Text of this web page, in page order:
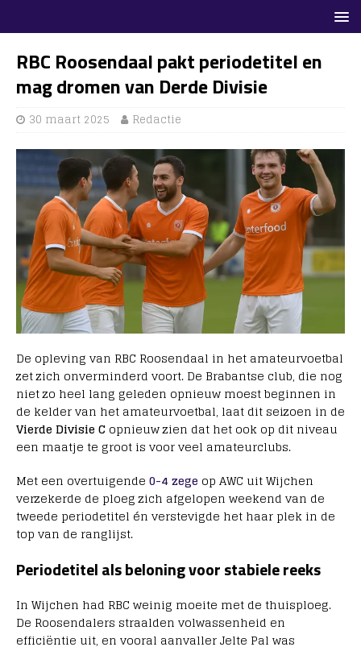
RBC Roosendaal pakt periodetitel en
mag dromen van Derde Divisie
30 maart 2025 Redactie
De opleving van RBC Roosendaal in het amateurvoetbal
zet zich onverminderd voort. De Brabantse club, die nog
niet zo heel lang geleden opnieuw moest beginnen in
de kelder van het amateurvoetbal, laat dit seizoen in de
Vierde Divisie C opnieuw zien dat het ook op dit niveau
een maatje te groot is voor veel amateurclubs.
Met een overtuigende 0-4 zege op AWC uit Wijchen
verzekerde de ploeg zich afgelopen weekend van de
tweede periodetitel én verstevigde het haar plek in de
top van de ranglijst.
Periodetitel als beloning voor stabiele reeks
In Wijchen had RBC weinig moeite met de thuisploeg.
De Roosendalers straalden volwassenheid en
efficiëntie uit, en vooral aanvaller Jelte Pal was